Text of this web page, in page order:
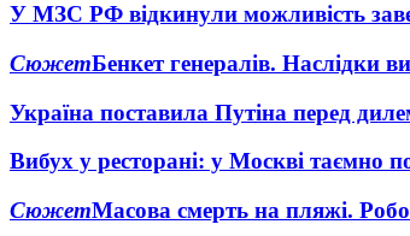
У МЗС РФ відкинули можливість
СюжетБенкет генералів. Наслідки
Україна поставила Путіна перед
Вибух у ресторані: у Москві таємно
СюжетМасова смерть на пляжі.